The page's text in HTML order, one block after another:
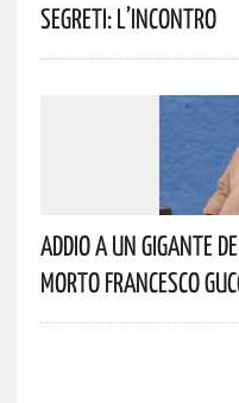
Segreti: L’incontro
Addio A Un Gigante
Morto Francesco